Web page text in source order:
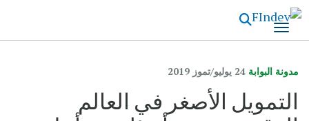
مدونة البوابة 24 يوليو/تموز 2019
التمويل الأصغر في العالم